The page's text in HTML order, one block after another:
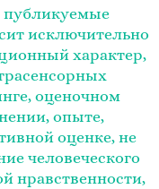
публикуемые
исключительно
характер,
оценочном
опыте,
оценке, не
человеческого
нравственности,